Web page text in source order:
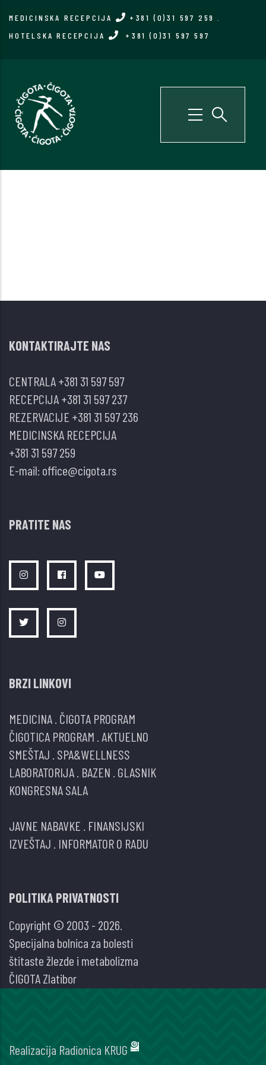
MEDICINSKA RECEPCIJA +381 (0)31 597 259
HOTELSKA RECEPCIJA
+381 (0)31 597 597
KONTAKTIRAJTE NAS
CENTRALA+381 31 597 597
RECEPCIJA+381 31 597 237
REZERVACIJE +381 31 597 236
MEDICINSKA RECEPCIJA
+381 31 597 259
E-mail: office@cigota.rs
PRATITE NAS
BRZI LINKOVI
MEDICINA ČIGOTA PROGRAM
ČIGOTICA PROGRAM AKTUELNO
SMEŠTAJ SPA&WELLNESS
LABORATORIJA BAZEN GLASNIK
KONGRESNA SALA
JAVNE NABAVKE FINANSIJSKI
IZVEŠTAJ INFORMATOR O RADU
POLITIKA PRIVATNOSTI
Copyright © 2003 - 2026.
Specijalna bolnica za bolesti
štitaste žlezde i metabolizma
ČIGOTA Zlatibor
Realizacija Radionica KRUG